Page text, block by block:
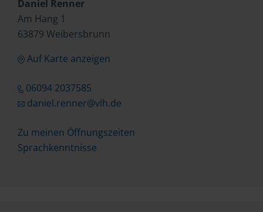
Daniel Renner
Am Hang 1
63879 Weibersbrunn
Auf Karte anzeigen
06094 2037585
daniel.renner@vlh.de
Zu meinen Öffnungszeiten
Sprachkenntnisse